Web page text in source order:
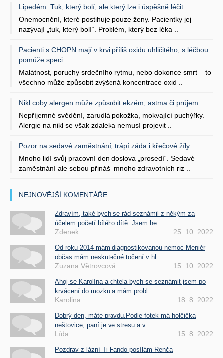
Lipedém: Tuk, který bolí, ale který lze i úspěšně léčit
Onemocnění, které postihuje pouze ženy. Pacientky jej
nazývají „tuk, který bolí“. Problém, který bez léka ..
Pacienti s CHOPN mají v krvi příliš oxidu uhličitého, s léčbou
pomůže speci ..
Malátnost, poruchy srdečního rytmu, nebo dokonce smrt – to
všechno může způsobit zvýšená koncentrace oxid ..
Nikl coby alergen může způsobit ekzém, astma či průjem
Nepříjemné svědění, zarudlá pokožka, mokvající puchýřky.
Alergie na nikl se však zdaleka nemusí projevit ..
Pozor na sedavé zaměstnání, trápí záda i křečové žíly
Mnoho lidí svůj pracovní den doslova „prosedí“. Sedavé
zaměstnání ale sebou přináší mnoho zdravotních riz ..
NEJNOVĚJŠÍ KOMENTÁŘE
Zdravím, také bych se rád seznámil z někým za
účelem početí bílého dítě. Jsem he ...
Zdenek 25. 10. 2022
Od roku 2014 mám diagnostikovanou nemoc Meniér
občas mám neskutečné točení v hl ...
Zuzana Větrovcová 15. 10. 2022
Ahoj se Karolína a chtela bych se seznámit jsem po
krvácení do mozku a mám probl ...
Karolina 18. 8. 2022
Dobrý den, máte pravdu.Podle fotek má holčička
neštovice, paní je ve stresu a v ...
Lída 15. 8. 2022
Pozdrav z lázní Ti Fando posílám Renča